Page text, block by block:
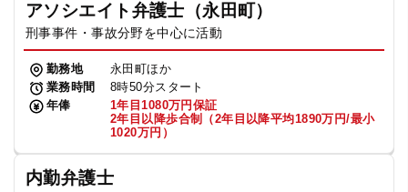
アソシエイト弁護士（永田町）
刑事事件・事故分野を中心に活動
勤務地
永田町ほか
業務時間
8時50分スタート
年俸
1年目1080万円保証
2年目以降歩合制（2年目以降平均1890万円/最小
1020万円）
内勤弁護士